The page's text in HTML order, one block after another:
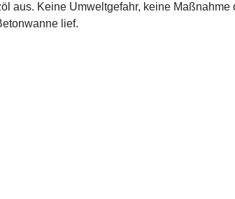
aus. Keine Umweltgefahr, keine Maßnahme
lief.